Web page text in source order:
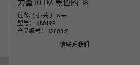
力量10 LM 黑色的 18
链条尺寸:关于18cm
型号： 6B0199
产品编号： J280351
请联系我们